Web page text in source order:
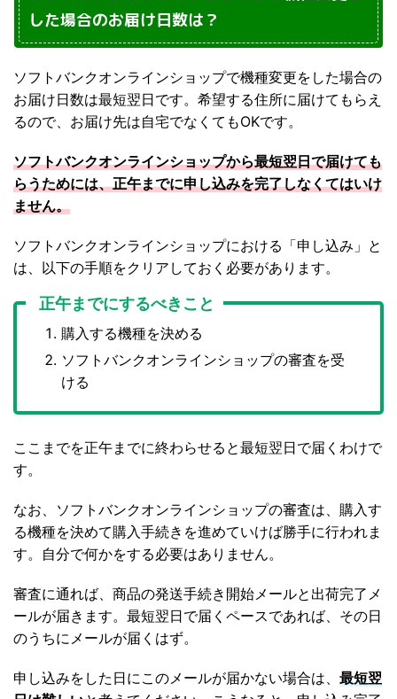
した場合のお届け日数は？
ソフトバンクオンラインショップで機種変更をした場合の
お届け日数は最短翌日です。希望する住所に届けてもらえ
るので、お届け先は自宅でなくてもOKです。
ソフトバンクオンラインショップから最短翌日で届けても
らうためには、正午までに申し込みを完了しなくてはいけ
ません。
ソフトバンクオンラインショップにおける「申し込み」と
は、以下の手順をクリアしておく必要があります。
正午までにするべきこと
購入する機種を決める
ソフトバンクオンラインショップの審査を受
ける
ここまでを正午までに終わらせると最短翌日で届くわけで
す。
なお、ソフトバンクオンラインショップの審査は、購入す
る機種を決めて購入手続きを進めていけば勝手に行われま
す。自分で何かをする必要はありません。
審査に通れば、商品の発送手続き開始メールと出荷完了メ
ールが届きます。最短翌日で届くペースであれば、その日
のうちにメールが届くはず。
申し込みをした日にこのメールが届かない場合は、 最短翌